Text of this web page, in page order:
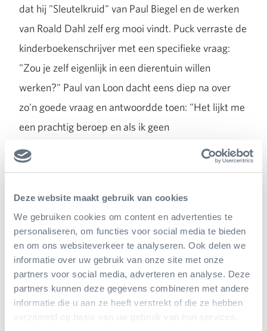
Deze website maakt gebruik van cookies
We gebruiken cookies om content en advertenties te
personaliseren, om functies voor social media te bieden
en om ons websiteverkeer te analyseren. Ook delen we
informatie over uw gebruik van onze site met onze
partners voor social media, adverteren en analyse. Deze
partners kunnen deze gegevens combineren met andere
informatie die u aan ze heeft verstrekt of die ze hebben
verzameld op basis van uw gebruik van hun services.
dat hij "Sleutelkruid" van Paul Biegel en de werken
van Roald Dahl zelf erg mooi vindt. Puck verraste de
kinderboekenschrijver met een specifieke vraag:
"Zou je zelf eigenlijk in een dierentuin willen
werken?" Paul van Loon dacht eens diep na over
zo'n goede vraag en antwoordde toen: "Het lijkt me
een prachtig beroep en als ik geen
kinderboekenschrijver zou zijn geworden, dan was
dat misschien wel gebeurd. Als ik er nu over
dan moet ik het wel heel leuk vinden!"
Tenslotte onthulde Paul van Loon na goed
doorvragen van Puck nog één van zijn diepste
geheimen, namelijk waarom hij een mysterieuze
ring met een oog draagt. "Die ring bevat een oog,